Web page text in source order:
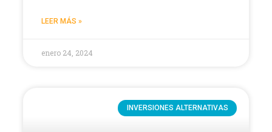
LEER MÁS »
enero 24, 2024
INVERSIONES ALTERNATIVAS